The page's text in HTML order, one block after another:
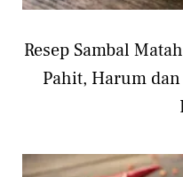
Resep Sambal
Pahit, Harum